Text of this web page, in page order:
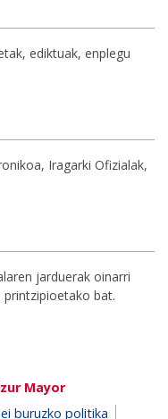
ediktuak, enplegu
Iragarki Ofizialak,
jarduerak oinarri
bat.
Mayor
buruzko politika